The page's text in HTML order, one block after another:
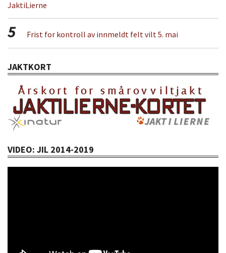
JaktiLierne
5 Frist for kontroll av innmeldt felt vilt 5. mai
JAKTKORT
VIDEO: JIL 2014-2019